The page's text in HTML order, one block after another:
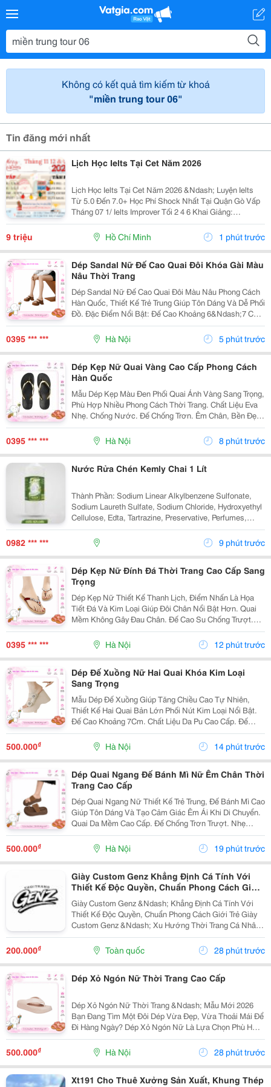
Không có kết quả tìm kiếm từ khoá
"miền trung tour 06"
Tin đăng mới nhất
Lịch Học Ielts Tại Cet Năm 2026
Lịch Học Ielts Tại Cet Năm 2026 &Ndash; Luyện Ielts
Từ 5.0 Đến 7.0+ Học Phí Shock Nhất Tại Quận Gò Vấp
Tháng 07 1/ Ielts Improver Tối 2 4 6 Khai Giảng:
13/07/2026 Khung Giờ: 18:00 Đến 21:00 Học Phí Ưu Đãi
5% Khi Đăng Ký 2/ Ielts...
9 triệu Hồ Chí Minh 1 phút trước
Dép Sandal Nữ Đế Cao Quai Đôi Khóa Gài Màu
Nâu Thời Trang
Dép Sandal Nữ Đế Cao Quai Đôi Màu Nâu Phong Cách
Hàn Quốc, Thiết Kế Trẻ Trung Giúp Tôn Dáng Và Dễ Phối
Đồ. Đặc Điểm Nổi Bật: Đế Cao Khoảng 6&Ndash;7 Cm
Giúp Tăng Chiều Cao Tự Nhiên. Quai Đôi Có Khóa Gài
Chắc Chắn, Dễ Điều Chỉnh. Chất Liệu...
0395 *** *** Hà Nội 5 phút trước
Dép Kẹp Nữ Quai Vàng Cao Cấp Phong Cách
Hàn Quốc
Mẫu Dép Kẹp Màu Đen Phối Quai Ánh Vàng Sang Trọng,
Phù Hợp Nhiều Phong Cách Thời Trang. Chất Liệu Eva
Nhẹ. Chống Nước. Đế Chống Trơn. Êm Chân, Bền Đẹp.
Thích Hợp Đi Biển, Đi Dạo, Sử Dụng Hằng Ngày. ✔ Có
Nhiều Size.
0395 *** *** Hà Nội 8 phút trước
Nước Rửa Chén Kemly Chai 1 Lít
Thành Phần: Sodium Linear Alkylbenzene Sulfonate,
Sodium Laureth Sulfate, Sodium Chloride, Hydroxyethyl
Cellulose, Edta, Tartrazine, Preservative, Perfumes,
Water. Công Dụng: Tẩy Sạch Dầu Mỡ Trên Chén, Đĩa Và
Cả Đồ Nhựa. Cách Dùng: - Pha Loãng...
0982 *** *** 9 phút trước
Dép Kẹp Nữ Đính Đá Thời Trang Cao Cấp Sang
Trọng
Dép Kẹp Nữ Thiết Kế Thanh Lịch, Điểm Nhấn Là Họa
Tiết Đá Và Kim Loại Giúp Đôi Chân Nổi Bật Hơn. Quai
Mềm Không Gây Đau Chân. Đế Cao Su Chống Trượt.
Kiểu Dáng Nữ Tính. Phù Hợp Mặc Váy Hoặc Quần
Jean. Mang Đi Biển, Đi Chơi, Dạo Phố.
0395 *** *** Hà Nội 12 phút trước
Dép Đế Xuồng Nữ Hai Quai Khóa Kim Loại
Sang Trọng
Mẫu Dép Đế Xuồng Giúp Tăng Chiều Cao Tự Nhiên,
Thiết Kế Hai Quai Bản Lớn Phối Nút Kim Loại Nổi Bật.
Đế Cao Khoảng 7Cm. Chất Liệu Da Pu Cao Cấp. Đế
Chống Trượt. Êm Chân Khi Mang Lâu. Thích Hợp Đi
500.000₫ Hà Nội 14 phút trước
Dép Quai Ngang Đế Bánh Mì Nữ Êm Chân Thời
Trang Cao Cấp
Dép Quai Ngang Nữ Thiết Kế Trẻ Trung, Đế Bánh Mì Cao
Giúp Tôn Dáng Và Tạo Cảm Giác Êm Ái Khi Di Chuyển.
Quai Da Mềm Cao Cấp. Đế Chống Trơn Trượt. Nhẹ
Chân, Mang Cả Ngày Không Đau. Phối Đồ Với Váy,
Quần Jean, Quần Short Đều Đẹp. Phù Hợp...
500.000₫ Hà Nội 19 phút trước
Giày Custom Genz Khẳng Định Cá Tính Với
Thiết Kế Độc Quyền, Chuẩn Phong Cách Giới
Trẻ
Giày Custom Genz &Ndash; Khẳng Định Cá Tính Với
Thiết Kế Độc Quyền, Chuẩn Phong Cách Giới Trẻ Giày
Custom Genz &Ndash; Xu Hướng Thời Trang Cá Nhân
Hóa Dẫn Đầu Năm 2026 Trong Thời Đại Mà Thời Trang
Không Còn Chỉ Dừng Lại Ở Việc Mặc Đẹp, Việc Thể...
200.000₫ Toàn quốc 28 phút trước
Dép Xỏ Ngón Nữ Thời Trang Cao Cấp
Dép Xỏ Ngón Nữ Thời Trang &Ndash; Mẫu Mới 2026
Bạn Đang Tìm Một Đôi Dép Vừa Đẹp, Vừa Thoải Mái Để
Đi Hàng Ngày? Dép Xỏ Ngón Nữ Là Lựa Chọn Phù Hợp
Cho Những Ngày Đi Chơi, Đi Biển, Dạo Phố Hoặc Sử
Dụng Thường Xuyên. ✅ Thiết Kế Thanh Lịch, Trẻ...
500.000₫ Hà Nội 28 phút trước
Xt191 Cho Thuê Xưởng Sản Xuất, Khung Thép